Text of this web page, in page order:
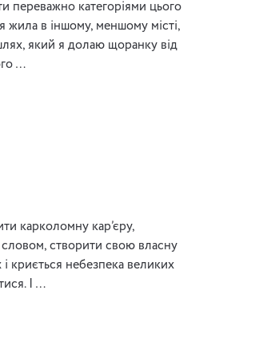
переважно категоріями цього
жила в іншому, меншому місті,
який я долаю щоранку від
…
карколомну кар’єру,
словом, створити свою власну
криється небезпека великих
І …